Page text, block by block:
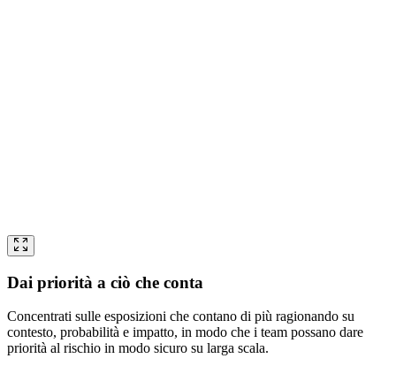
Dai priorità a ciò che conta
Concentrati sulle esposizioni che contano di più ragionando su
contesto, probabilità e impatto, in modo che i team possano dare
priorità al rischio in modo sicuro su larga scala.